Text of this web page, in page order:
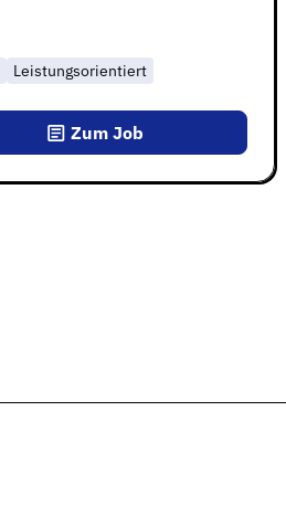
Leistungsorientiert
Zum Job